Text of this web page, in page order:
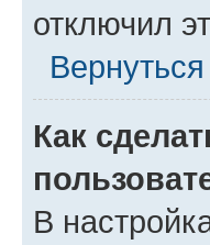
отключил
Как
В